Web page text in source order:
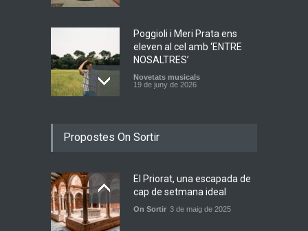
Poggioli i Meri Prata ens
eleven al cel amb ‘ENTRE
NOSALTRES’
Novetats musicals
19 de juny de 2026
transformen els ‘Cants
10 de juny de 2026
Bèrnia i El Diluvi s’avancen a
Propostes On Sortir
El Priorat, una escapada de
cap de setmana ideal
On Sortir 3 de maig de 2025